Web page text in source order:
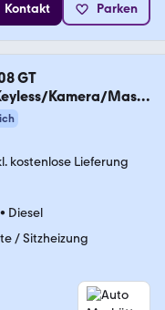
Kontakt Parken
GT
Kamera/Mass
kostenlose Lieferung
• Diesel
/ Sitzheizung